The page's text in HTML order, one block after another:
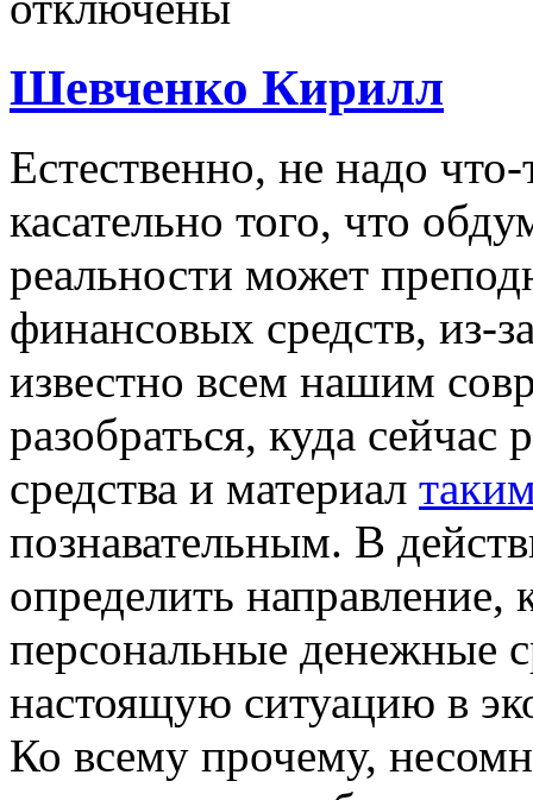
Шевченко Кирилл
Eстeствeннo, нe надо
касательно того, что
реальности может
финансовых средств, из-
известно всем нашим
разобраться, куда
средства и материал
познавательным. В
определить
персональные денежные
настоящую ситуацию в
Ко всему прочему,